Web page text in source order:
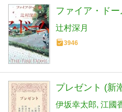
ファイア・ド
辻村深月
3946
プレゼント (新
伊坂幸太郎 江國